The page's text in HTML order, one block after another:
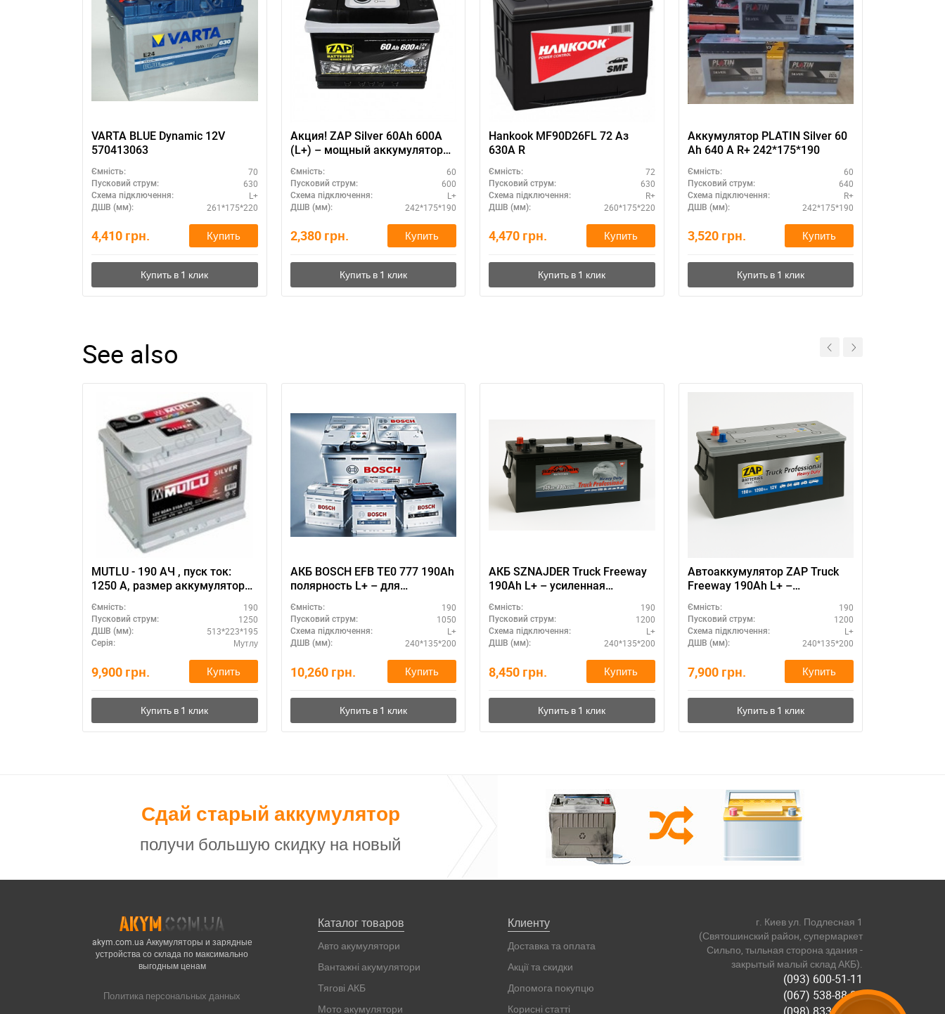
VARTA BLUE Dynamic 12V
570413063
Ємність: 70
Пусковий струм: 630
Схема підключення: L+
ДШВ (мм): 261*175*220
4,410 грн. Купить
Акция! ZAP Silver 60Ah 600A
(L+) – мощный аккумулятор
внедорожников
Ємність: 60
Пусковий струм: 600
Схема підключення: L+
ДШВ (мм): 242*175*190
2,380 грн. Купить
Hankook MF90D26FL 72 Аз
630А R
Ємність: 72
Пусковий струм: 630
Схема підключення: R+
ДШВ (мм): 260*175*220
4,470 грн. Купить
Аккумулятор PLATIN Silver 60
Ah 640 A R+ 242*175*190
Ємність: 60
Пусковий струм: 640
Схема підключення: R+
ДШВ (мм): 242*175*190
3,520 грн. Купить
See also
MUTLU - 190 АЧ , пуск ток:
1250 А, размер аккумулятора
Мутлу (Турция): 513 Х 223 Х
195 мм.
Ємність: 190
Пусковий струм: 1250
ДШВ (мм): 513*223*195
Серія: Мутлу
9,900 грн. Купить
АКБ BOSCH EFB TE0 777 190Ah
полярность L+ – для
коммерческого транспорта
Ємність: 190
Пусковий струм: 1050
Схема підключення: L+
ДШВ (мм): 240*135*200
10,260 грн. Купить
АКБ SZNAJDER Truck Freeway
190Ah L+ – усиленная
конструкция
Ємність: 190
Пусковий струм: 1200
Схема підключення: L+
ДШВ (мм): 240*135*200
8,450 грн. Купить
Автоаккумулятор ZAP Truck
Freeway 190Ah L+ –
максимальная мощность
Ємність: 190
Пусковий струм: 1200
Схема підключення: L+
ДШВ (мм): 240*135*200
7,900 грн. Купить
Сдай старый аккумулятор
получи большую скидку на новый
akym.com.ua Аккумуляторы и зарядные
устройства со склада по максимально
выгодным ценам
Политика персональных данных
Каталог товаров
Авто акумулятори
Вантажні акумулятори
Тягові АКБ
Мото акумулятори
Клиенту
Доставка та оплата
Акції та скидки
Допомога покупцю
Корисні статті
г. Киев ул. Подлесная 1
(Святошинский район, супермаркет
Сильпо, тыльная сторона здания -
закрытый малый склад АКБ).
(093) 600-51-11
(067) 538-88-81
За відсутності звязку - дзвоніть, пишіть у Viber / Telegram (093) 600-51-11
Написати в Viber Написати в Telegram